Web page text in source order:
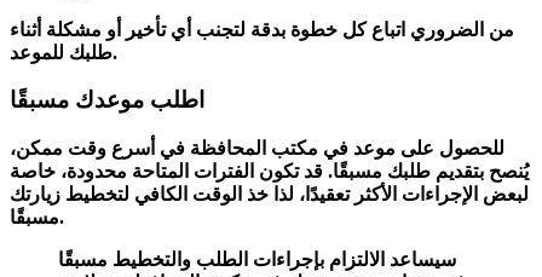
من الضروري اتباع كل خطوة بدقة لتجنب أي تأخير أو مشكلة أثناء
طلبك للموعد.
اطلب موعدك مسبقًا
للحصول على موعد في مكتب المحافظة في أسرع وقت ممكن،
يُنصح بتقديم طلبك مسبقًا. قد تكون الفترات المتاحة محدودة، خاصة
لبعض الإجراءات الأكثر تعقيدًا، لذا خذ الوقت الكافي لتخطيط زيارتك
مسبقًا.
سيساعد الالتزام بإجراءات الطلب والتخطيط مسبقًا